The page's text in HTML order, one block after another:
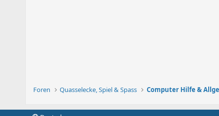
Foren Quasselecke, Spiel & Spass Computer Hilfe &